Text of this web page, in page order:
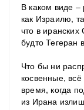
В каком виде
как Израилю,
что в
будто Тегеран
Что бы ни
косвенные,
время, когда
из Ирана